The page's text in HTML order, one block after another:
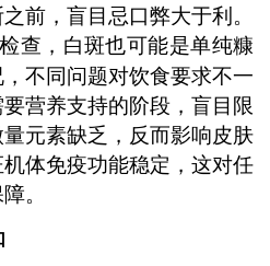
前，盲目忌口弊大于利。
查，白斑也可能是单纯糠
不同问题对饮食要求不一
营养支持的阶段，盲目限
元素缺乏，反而影响皮肤
体免疫功能稳定，这对任
。